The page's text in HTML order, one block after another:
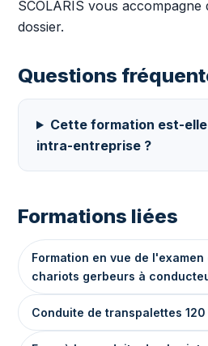
SCOLARIS vous accompagne
dossier.
Questions
Cette formation est-
intra-entreprise ?
Formations liées
Formation en vue de
chariots gerbeurs à
Conduite de transpalettes